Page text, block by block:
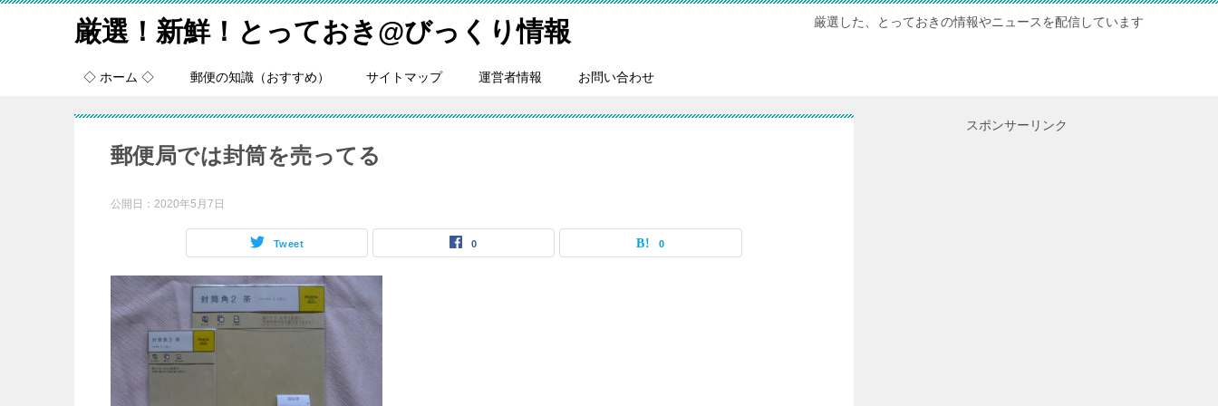
厳選！新鮮！とっておき@びっくり情報 厳選した、とっておきの情報やニュースを配信しています
◇ ホーム ◇ 郵便の知識（おすすめ） サイトマップ 運営者情報 お問い合わせ
郵便局では封筒を売ってる
公開日： 2020年5月7日
Tweet 0 0
スポンサーリンク